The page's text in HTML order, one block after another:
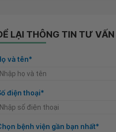
LẠI THÔNG TIN TƯ VẤN
và tên*
điện thoại*
bệnh viện gần bạn nhất*